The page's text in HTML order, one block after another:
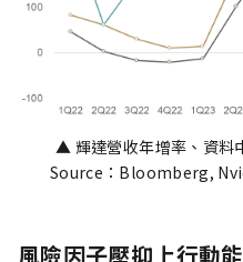
▲ 輝達營收年增率、資料
Source：Bloomberg,
風險因子壓抑上行動